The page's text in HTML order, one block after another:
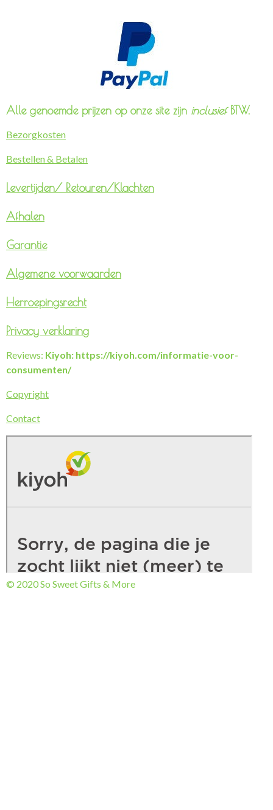
Alle genoemde prijzen op onze site zijn inclusiefBTW.
Bezorgkosten
Bestellen & Betalen
Levertijden/ Retouren/Klachten
Afhalen
Garantie
Algemene voorwaarden
Herroepingsrecht
Privacy verklaring
Reviews: Kiyoh: https://kiyoh.com/informatie-voor-
consumenten/
Copyright
Contact
© 2020 So Sweet Gifts & More